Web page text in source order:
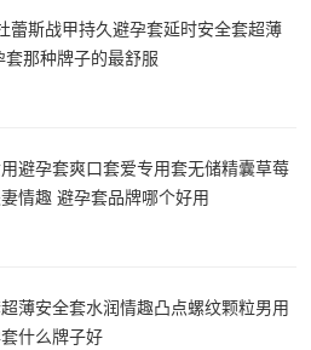
蕾斯战甲持久避孕套延时安全套超薄
套那种牌子的最舒服
避孕套爽口套爱专用套无储精囊草莓
情趣 避孕套品牌哪个好用
薄安全套水润情趣凸点螺纹颗粒男用
什么牌子好